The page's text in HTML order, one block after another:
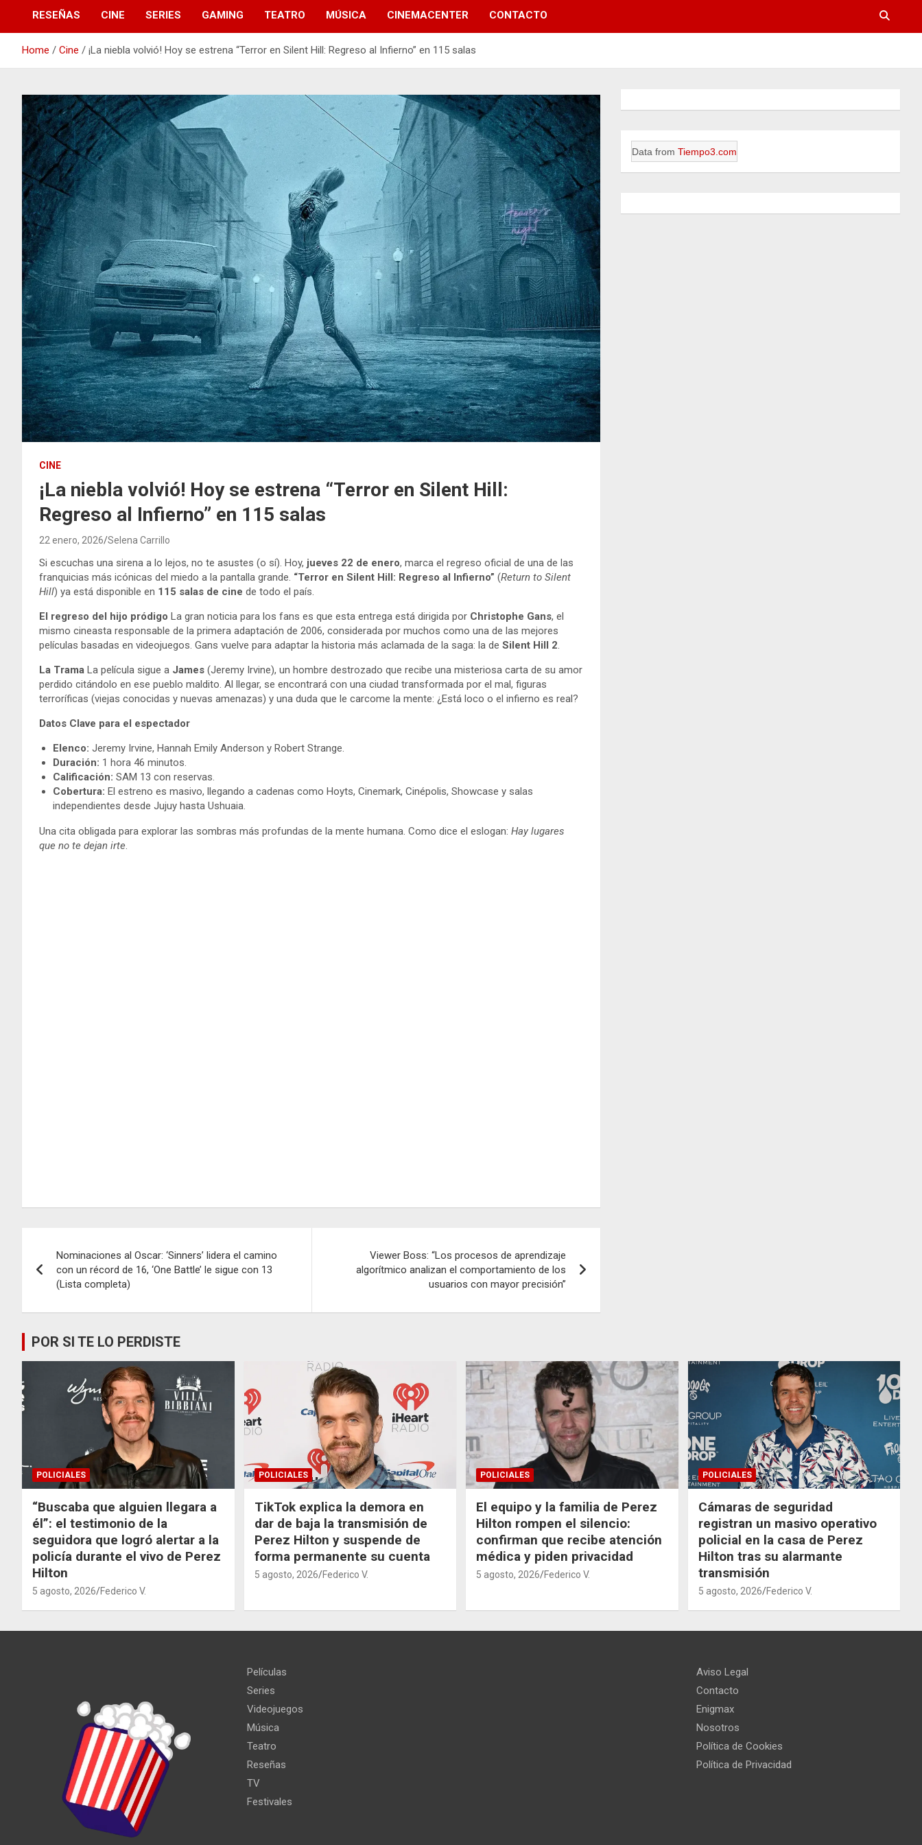
RESEÑAS CINE SERIES GAMING TEATRO MÚSICA CINEMACENTER CONTACTO
Home Cine ¡La niebla volvió! Hoy se estrena “Terror en Silent Hill: Regreso al Infierno” en 115 salas
CINE
¡La niebla volvió! Hoy se estrena “Terror en Silent Hill:
Regreso al Infierno” en 115 salas
22 enero, 2026 Selena Carrillo
Si escuchas una sirena a lo lejos, no te asustes (o sí). Hoy, jueves 22 de enero, marca el regreso oficial de una de las
franquicias más icónicas del miedo a la pantalla grande. “Terror en Silent Hill: Regreso al Infierno” (Return to Silent
Hill) ya está disponible en 115 salas de cine de todo el país.
El regreso del hijo pródigo La gran noticia para los fans es que esta entrega está dirigida por Christophe Gans, el
mismo cineasta responsable de la primera adaptación de 2006, considerada por muchos como una de las mejores
películas basadas en videojuegos. Gans vuelve para adaptar la historia más aclamada de la saga: la de Silent Hill 2.
La Trama La película sigue a James (Jeremy Irvine), un hombre destrozado que recibe una misteriosa carta de su amor
perdido citándolo en ese pueblo maldito. Al llegar, se encontrará con una ciudad transformada por el mal, figuras
terroríficas (viejas conocidas y nuevas amenazas) y una duda que le carcome la mente: ¿Está loco o el infierno es real?
Datos Clave para el espectador
Elenco: Jeremy Irvine, Hannah Emily Anderson y Robert Strange.
Duración: 1 hora 46 minutos.
Calificación: SAM 13 con reservas.
Cobertura: El estreno es masivo, llegando a cadenas como Hoyts, Cinemark, Cinépolis, Showcase y salas
independientes desde Jujuy hasta Ushuaia.
Una cita obligada para explorar las sombras más profundas de la mente humana. Como dice el eslogan: Hay lugares
que no te dejan irte.
de
entradas
Nominaciones al Oscar: ‘Sinners’ lidera el camino
con un récord de 16, ‘One Battle’ le sigue con 13
(Lista completa)
Viewer Boss: “Los procesos de aprendizaje
algorítmico analizan el comportamiento de los
usuarios con mayor precisión”
Data fromTiempo3.com
POR SI TE LO PERDISTE
POLICIALES
“Buscaba que alguien llegara a
él”: el testimonio de la
seguidora que logró alertar a la
policía durante el vivo de Perez
Hilton
5 agosto, 2026 Federico V.
POLICIALES
TikTok explica la demora en
dar de baja la transmisión de
Perez Hilton y suspende de
forma permanente su cuenta
5 agosto, 2026 Federico V.
POLICIALES
El equipo y la familia de Perez
Hilton rompen el silencio:
confirman que recibe atención
médica y piden privacidad
5 agosto, 2026 Federico V.
POLICIALES
Cámaras de seguridad
registran un masivo operativo
policial en la casa de Perez
Hilton tras su alarmante
transmisión
5 agosto, 2026 Federico V.
Películas
Series
Videojuegos
Música
Teatro
Reseñas
TV
Festivales
Aviso Legal
Contacto
Enigmax
Nosotros
Política de Cookies
Política de Privacidad